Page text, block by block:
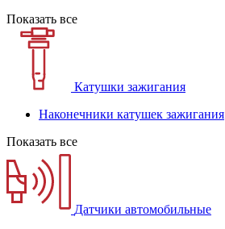
Показать все
Катушки зажигания
Наконечники катушек зажигания
Показать все
Датчики автомобильные